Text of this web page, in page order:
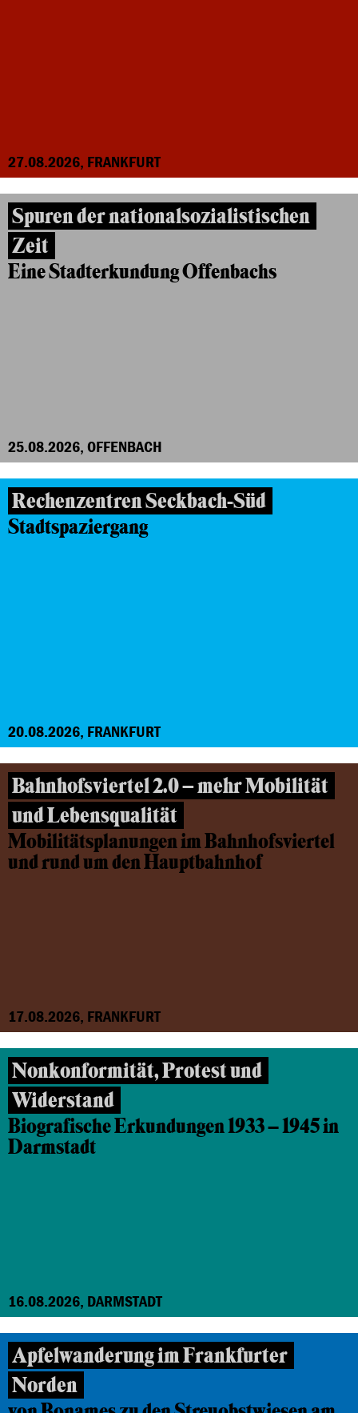
27.08.2026, FRANKFURT
Spuren der nationalsozialistischen
Zeit
Eine Stadterkundung Offenbachs
25.08.2026, OFFENBACH
Rechenzentren Seckbach-Süd
Stadtspaziergang
20.08.2026, FRANKFURT
Bahnhofsviertel 2.0 – mehr Mobilität
und Lebensqualität
Mobilitätsplanungen im Bahnhofsviertel
und rund um den Hauptbahnhof
17.08.2026, FRANKFURT
Nonkonformität, Protest und
Widerstand
Biografische Erkundungen 1933 – 1945 in
Darmstadt
16.08.2026, DARMSTADT
Apfelwanderung im Frankfurter
Norden